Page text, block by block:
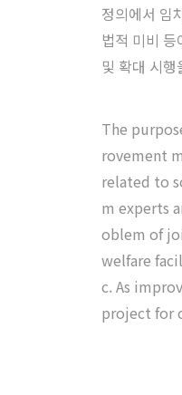
정의에서 임
법적 미비
및 확대 시
The
rovement
related to
m experts
oblem of
welfare
c. As
project for